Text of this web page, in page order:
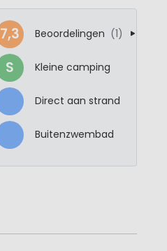
7,3 Beoordelingen (1)
S Kleine camping
Direct aan strand
Buitenzwembad